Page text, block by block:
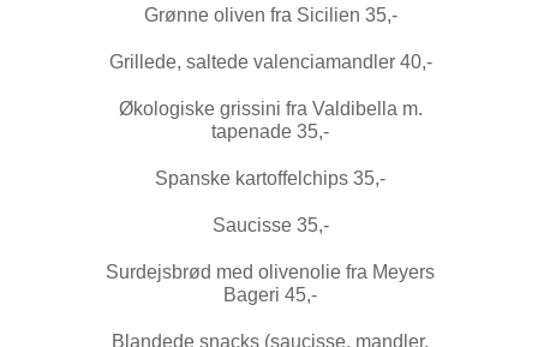
Grønne oliven fra Sicilien 35,-
Grillede, saltede valenciamandler 40,-
Økologiske grissini fra Valdibella m.
tapenade 35,-
Spanske kartoffelchips 35,-
Saucisse 35,-
Surdejsbrød med olivenolie fra Meyers
Bageri 45,-
Blandede snacks (saucisse, mandler,